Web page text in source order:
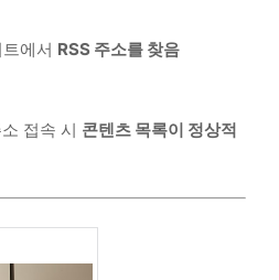
에서 RSS 주소를 찾음
접속 시 콘텐츠 목록이 정상적